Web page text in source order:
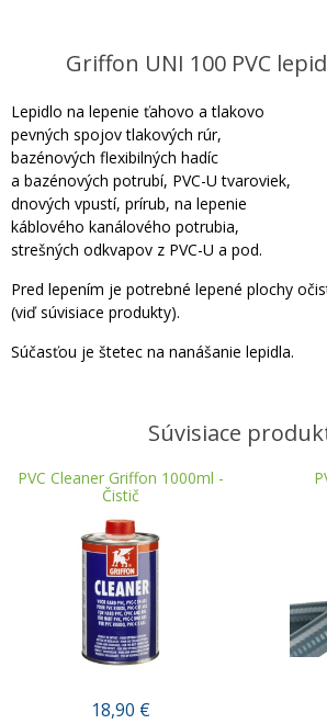
Griffon UNI 100 PVC
Lepidlo na lepenie ťahovo a tlakovo
pevných spojov tlakových rúr,
bazénových flexibilných hadíc
a bazénových potrubí, PVC-U tvaroviek,
dnových vpustí, prírub, na lepenie
káblového kanálového potrubia,
strešných odkvapov z PVC-U a pod.
Pred lepením je potrebné lepené plochy
(viď súvisiace produkty).
Súčasťou je štetec na nanášanie lepidla.
Súvisiace
PVC Cleaner Griffon 1000ml -
Čistič
18,90 €